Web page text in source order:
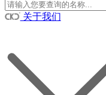
关于我们